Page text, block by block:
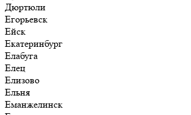
Дюртюли
Егорьевск
Ейск
Екатеринбург
Елабуга
Елец
Елизово
Ельня
Еманжелинск